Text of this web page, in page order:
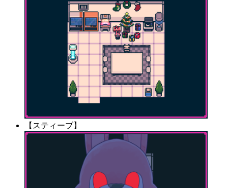
【スティーブ】